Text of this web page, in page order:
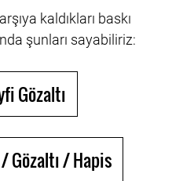
kaldıkları baskı
şunları sayabiliriz:
Gözaltı
Gözaltı / Hapis